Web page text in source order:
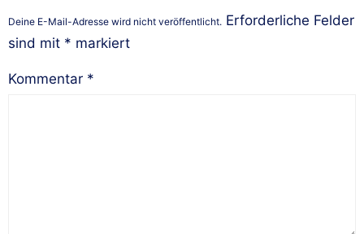
Deine E-Mail-Adresse wird nicht veröffentlicht. Erforderliche Felder
sind mit * markiert
Kommentar *